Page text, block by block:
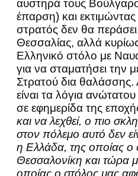
αυστηρά τους
έπαρση) και εκτιμώντας
στρατός δεν θα
Θεσσαλίας, αλλά
Ελληνικό στόλο με
για να σταματήσει την
Στρατού δια θαλάσσης.
είναι τα λόγια
σε εφημερίδα της
και να λεχθεί, ο πιο
στον πόλεμο αυτό δεν
η Ελλάδα, της οποίας ο
Θεσσαλονίκη και τώρα